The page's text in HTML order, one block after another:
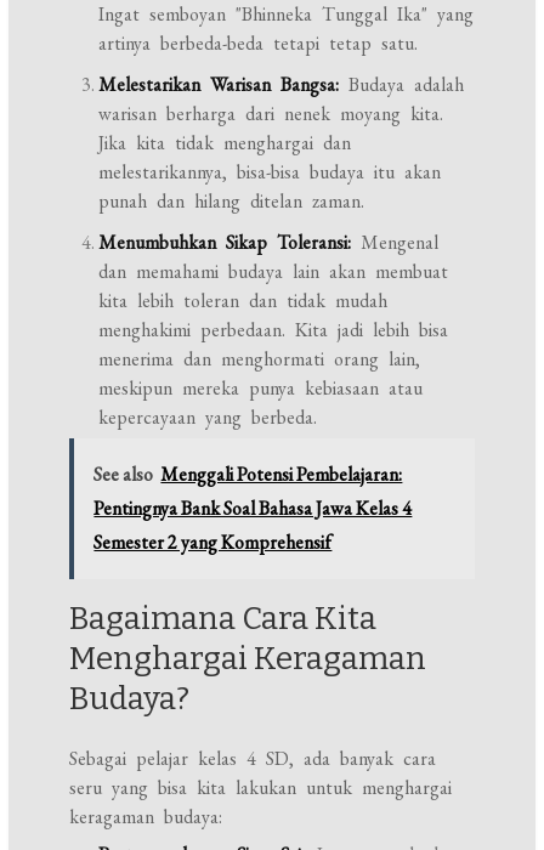
Ingat semboyan "Bhinneka Tunggal Ika" yang
artinya berbeda-beda tetapi tetap satu.
Melestarikan Warisan Bangsa: Budaya adalah
warisan berharga dari nenek moyang kita.
Jika kita tidak menghargai dan
melestarikannya, bisa-bisa budaya itu akan
punah dan hilang ditelan zaman.
Menumbuhkan Sikap Toleransi: Mengenal
dan memahami budaya lain akan membuat
kita lebih toleran dan tidak mudah
menghakimi perbedaan. Kita jadi lebih bisa
menerima dan menghormati orang lain,
meskipun mereka punya kebiasaan atau
kepercayaan yang berbeda.
See also Menggali Potensi Pembelajaran:
Pentingnya Bank Soal Bahasa Jawa Kelas 4
Semester 2 yang Komprehensif
Bagaimana Cara Kita
Menghargai Keragaman
Budaya?
Sebagai pelajar kelas 4 SD, ada banyak cara
seru yang bisa kita lakukan untuk menghargai
keragaman budaya: